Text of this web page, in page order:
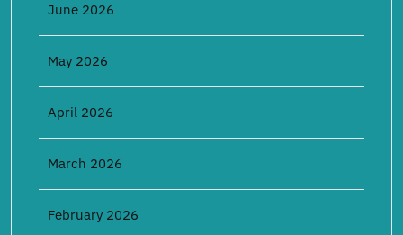
June 2026
May 2026
April 2026
March 2026
February 2026